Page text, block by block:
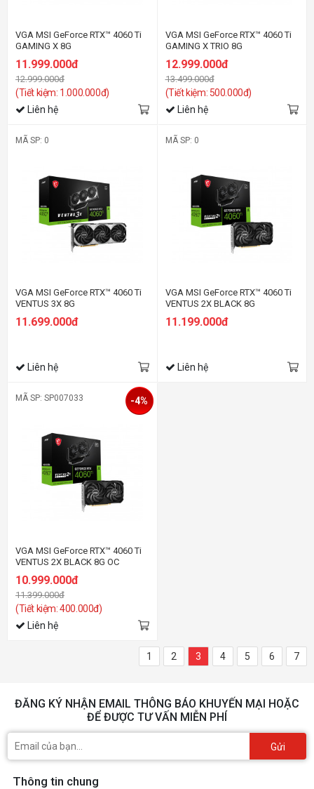
VGA MSI GeForce RTX™ 4060 Ti
GAMING X 8G
11.999.000đ
12.999.000đ
(Tiết kiệm: 1.000.000đ)
Liên hệ
VGA MSI GeForce RTX™ 4060 Ti
GAMING X TRIO 8G
12.999.000đ
13.499.000đ
(Tiết kiệm: 500.000đ)
Liên hệ
MÃ SP: 0
VGA MSI GeForce RTX™ 4060 Ti
VENTUS 3X 8G
11.699.000đ
Liên hệ
MÃ SP: 0
VGA MSI GeForce RTX™ 4060 Ti
VENTUS 2X BLACK 8G
11.199.000đ
Liên hệ
MÃ SP: SP007033
VGA MSI GeForce RTX™ 4060 Ti
VENTUS 2X BLACK 8G OC
10.999.000đ
11.399.000đ
(Tiết kiệm: 400.000đ)
-4%
Liên hệ
1 2 3 4 5 6 7
ĐĂNG KÝ NHẬN EMAIL THÔNG BÁO KHUYẾN MẠI HOẶC
ĐỂ ĐƯỢC TƯ VẤN MIỄN PHÍ
Gửi
Thông tin chung